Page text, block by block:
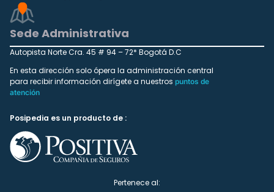
Sede Administrativa
Autopista Norte Cra. 45 # 94 – 72* Bogotá D.C
En esta dirección solo ópera la administración central
para recibir información dirígete a nuestros puntos de
atención
Posipedia es un producto de :
Pertenece al: